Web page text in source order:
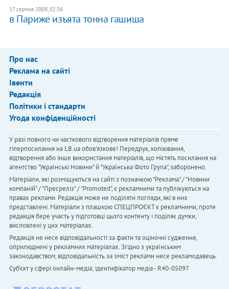
17 серпня 2009, 02:36
в Париже изъята тонна гашиша
Про нас
Реклама на сайті
Івенти
Редакція
Політики і стандарти
Угода конфіденційності
У разі повного чи часткового відтворення матеріалів пряме
гіперпосилання на LB.ua обов'язкове! Передрук, копіювання,
відтворення або інше використання матеріалів, що містять посилання на
агентство "Українськi Новини" й "Українська Фото Група", заборонено.
Матеріали, які розміщуються на сайті з позначкою "Реклама" / "Новини
компаній" / "Пресреліз" / "Promoted", є рекламними та публікуються на
правах реклами. Редакція може не поділяти погляди, які в них
представлені. Матеріали з плашкою СПЕЦПРОЄКТ є рекламними, проте
редакція бере участь у підготовці цього контенту і поділяє думки,
висловлені у цих матеріалах.
Редакція не несе відповідальності за факти та оціночні судження,
оприлюднені у рекламних матеріалах. Згідно з українським
законодавством, відповідальність за зміст реклами несе рекламодавець.
Cуб'єкт у сфері онлайн-медіа; ідентифікатор медіа - R40-05097